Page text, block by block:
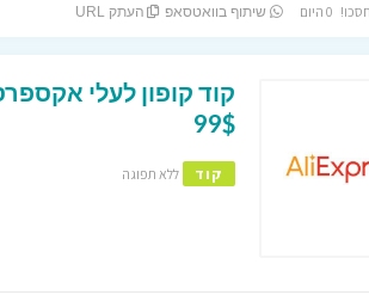
שיתוף בוואטסאפ העתק URL
99$
קוד ללא תפוגה